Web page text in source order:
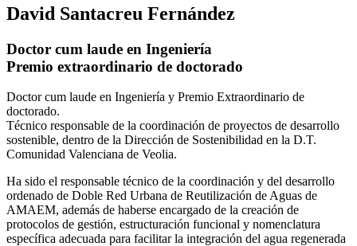
David Santacreu Fernández
Doctor cum laude en Ingeniería
Premio extraordinario de doctorado
Doctor cum laude en Ingeniería y Premio Extraordinario de
doctorado.
Técnico responsable de la coordinación de proyectos de desarrollo
sostenible, dentro de la Dirección de Sostenibilidad en la D.T.
Comunidad Valenciana de Veolia.
Ha sido el responsable técnico de la coordinación y del desarrollo
ordenado de Doble Red Urbana de Reutilización de Aguas de
AMAEM, además de haberse encargado de la creación de
protocolos de gestión, estructuración funcional y nomenclatura
específica adecuada para facilitar la integración del agua regenerada